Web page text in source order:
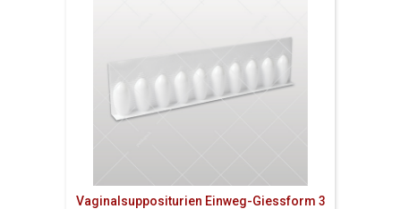
Vaginalsuppositurien Einweg-Giessform 3